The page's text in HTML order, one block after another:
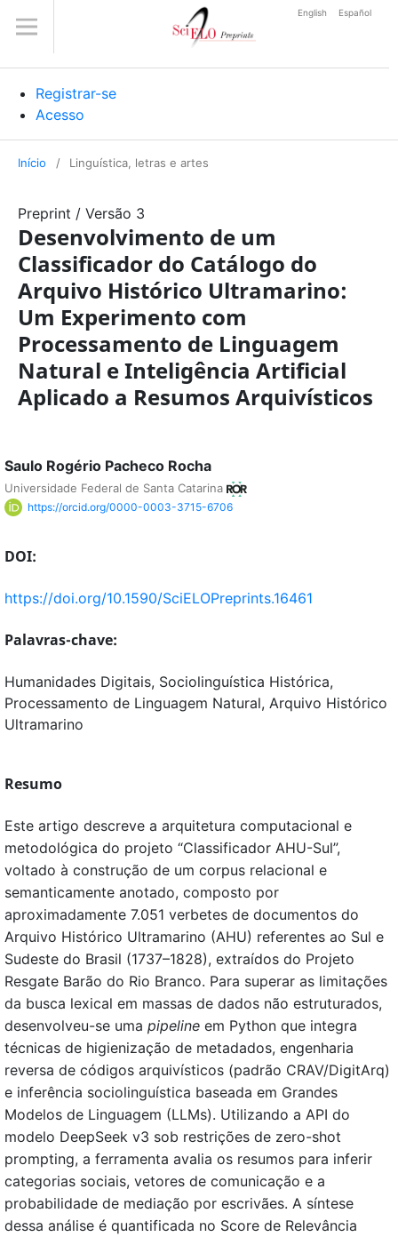
Registrar-se
Acesso
English Español
Início / Linguística, letras e artes
Preprint / Versão 3
Desenvolvimento de um
Classificador do Catálogo do
Arquivo Histórico Ultramarino:
Um Experimento com
Processamento de Linguagem
Natural e Inteligência Artificial
Aplicado a Resumos Arquivísticos
Saulo Rogério Pacheco Rocha
Universidade Federal de Santa Catarina
https://orcid.org/0000-0003-3715-6706
DOI:
https://doi.org/10.1590/SciELOPreprints.16461
Palavras-chave:
Humanidades Digitais, Sociolinguística Histórica,
Processamento de Linguagem Natural, Arquivo Histórico
Ultramarino
Resumo
Este artigo descreve a arquitetura computacional e
metodológica do projeto “Classificador AHU-Sul”,
voltado à construção de um corpus relacional e
semanticamente anotado, composto por
aproximadamente 7.051 verbetes de documentos do
Arquivo Histórico Ultramarino (AHU) referentes ao Sul e
Sudeste do Brasil (1737–1828), extraídos do Projeto
Resgate Barão do Rio Branco. Para superar as limitações
da busca lexical em massas de dados não estruturados,
desenvolveu-se uma pipeline em Python que integra
técnicas de higienização de metadados, engenharia
reversa de códigos arquivísticos (padrão CRAV/DigitArq)
e inferência sociolinguística baseada em Grandes
Modelos de Linguagem (LLMs). Utilizando a API do
modelo DeepSeek v3 sob restrições de zero-shot
prompting, a ferramenta avalia os resumos para inferir
categorias sociais, vetores de comunicação e a
probabilidade de mediação por escrivães. A síntese
dessa análise é quantificada no Score de Relevância